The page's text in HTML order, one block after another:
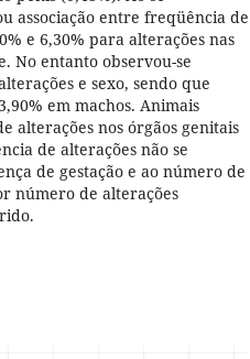
associação entre freqüência de
e 6,30% para alterações nas
No entanto observou-se
e sexo, sendo que
em machos. Animais
alterações nos órgãos genitais
de alterações não se
de gestação e ao número de
número de alterações